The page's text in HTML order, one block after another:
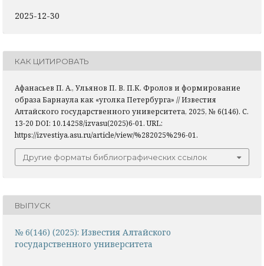
2025-12-30
КАК ЦИТИРОВАТЬ
Афанасьев П. А., Ульянов П. В. П.К. Фролов и формирование
образа Барнаула как «уголка Петербурга» // Известия
Алтайского государственного университета, 2025, № 6(146). С.
13-20 DOI: 10.14258/izvasu(2025)6-01. URL:
https://izvestiya.asu.ru/article/view/%282025%296-01.
Другие форматы библиографических ссылок
ВЫПУСК
№ 6(146) (2025): Известия Алтайского
государственного университета